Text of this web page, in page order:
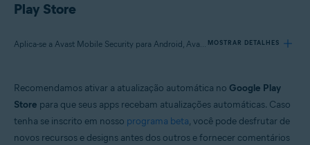
Play Store
Aplica-se a Avast Mobile Security para Android, Avast SecureLine VPN para Android, Avast Cleanup para Android, Avast Passwords para Android, Avast Battery Saver para Android MOSTRAR DETALHES
Avast SecureLine VPN 6.x para Android
Avast Cleanup 5.x para Android
Recomendamos ativar a atualização automática no Google Play
Store para que seus apps recebam atualizações automáticas. Caso
tenha se inscrito em nosso programa beta, você pode desfrutar de
novos recursos e designs antes dos outros e fornecer comentários